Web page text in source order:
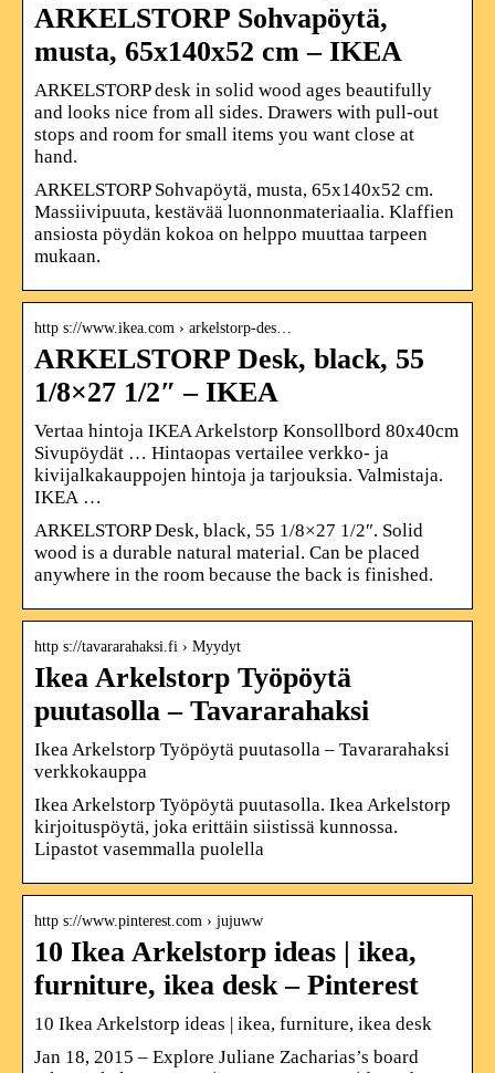
ARKELSTORP Sohvapöytä,
musta, 65x140x52 cm – IKEA
ARKELSTORP desk in solid wood ages beautifully
and looks nice from all sides. Drawers with pull-out
stops and room for small items you want close at
hand.
ARKELSTORP Sohvapöytä, musta, 65x140x52 cm.
Massiivipuuta, kestävää luonnonmateriaalia. Klaffien
ansiosta pöydän kokoa on helppo muuttaa tarpeen
mukaan.
http s://www.ikea.com › arkelstorp-des…
ARKELSTORP Desk, black, 55
1/8×27 1/2″ – IKEA
Vertaa hintoja IKEA Arkelstorp Konsollbord 80x40cm
Sivupöydät … Hintaopas vertailee verkko- ja
kivijalkakauppojen hintoja ja tarjouksia. Valmistaja.
IKEA …
ARKELSTORP Desk, black, 55 1/8×27 1/2″. Solid
wood is a durable natural material. Can be placed
anywhere in the room because the back is finished.
http s://tavararahaksi.fi › Myydyt
Ikea Arkelstorp Työpöytä
puutasolla – Tavararahaksi
Ikea Arkelstorp Työpöytä puutasolla – Tavararahaksi
verkkokauppa
Ikea Arkelstorp Työpöytä puutasolla. Ikea Arkelstorp
kirjoituspöytä, joka erittäin siistissä kunnossa.
Lipastot vasemmalla puolella
http s://www.pinterest.com › jujuww
10 Ikea Arkelstorp ideas | ikea,
furniture, ikea desk – Pinterest
10 Ikea Arkelstorp ideas | ikea, furniture, ikea desk
Jan 18, 2015 – Explore Juliane Zacharias’s board